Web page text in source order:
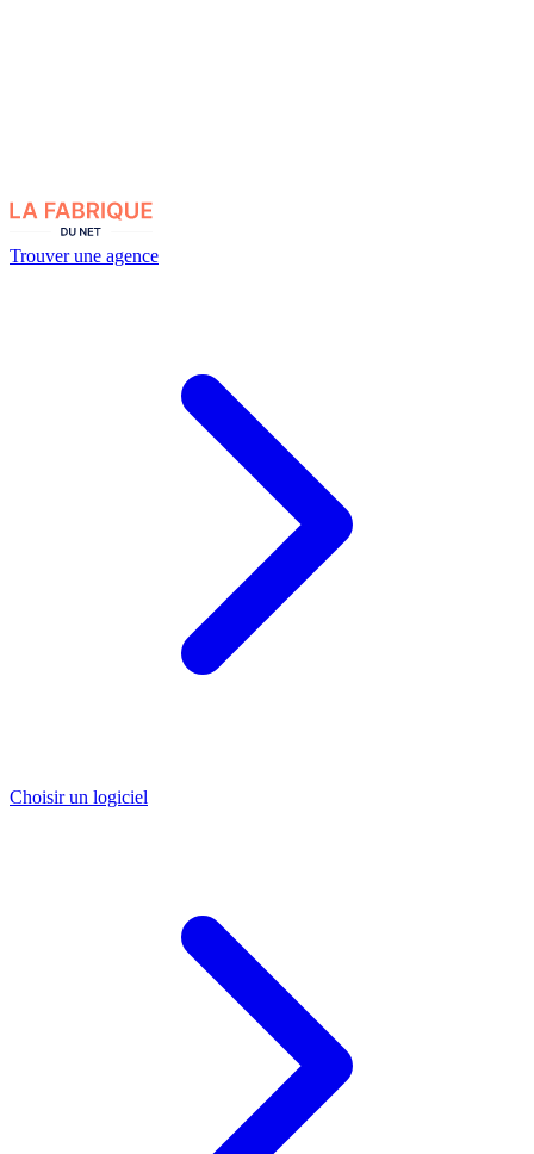
Trouver une agence
Choisir un logiciel